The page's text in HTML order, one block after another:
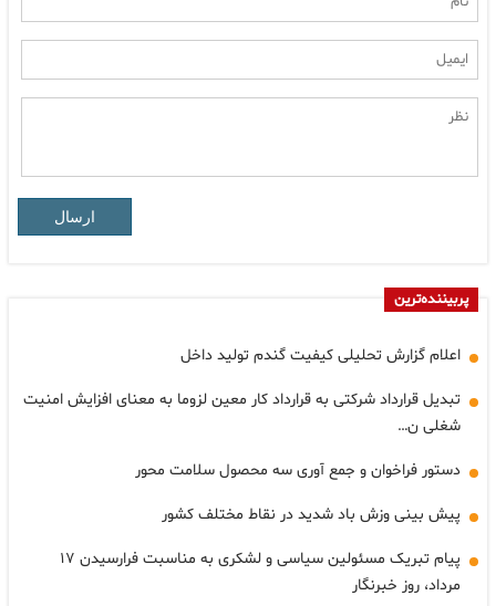
ارسال
پربیننده‌ترین
اعلام گزارش تحلیلی کیفیت گندم تولید داخل
تبدیل قرارداد شرکتی به قرارداد کار معین لزوما به معنای افزایش امنیت
شغلی ن…
دستور فراخوان و جمع آوری سه محصول سلامت محور
پیش بینی وزش باد شدید در نقاط مختلف کشور
پیام تبریک مسئولین سیاسی و لشکری به مناسبت فرارسیدن ۱۷
مرداد، روز خبرنگار